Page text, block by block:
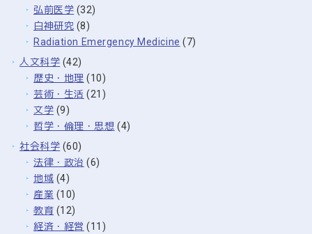
弘前医学 (32)
白神研究 (8)
Radiation Emergency Medicine (7)
人文科学 (42)
歴史・地理 (10)
芸術・生活 (21)
文学 (9)
哲学・倫理・思想 (4)
社会科学 (60)
法律・政治 (6)
地域 (4)
産業 (10)
教育 (12)
経済・経営 (11)